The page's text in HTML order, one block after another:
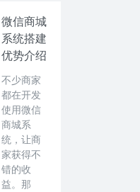
微信商城
系统搭建
优势介绍
不少商家
都在开发
使用微信
商城系
统，让商
家获得不
错的收
益。那